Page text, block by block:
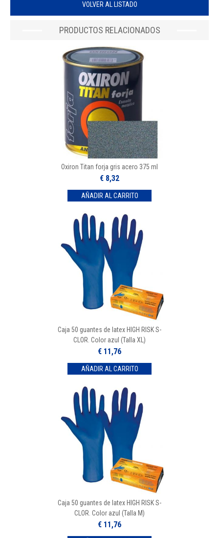
VOLVER AL LISTADO
PRODUCTOS RELACIONADOS
Oxiron Titan forja gris acero 375 ml
€ 8,32
Caja 50 guantes de latex HIGH RISK S-
CLOR. Color azul (Talla XL)
€ 11,76
Caja 50 guantes de latex HIGH RISK S-
CLOR. Color azul (Talla M)
€ 11,76